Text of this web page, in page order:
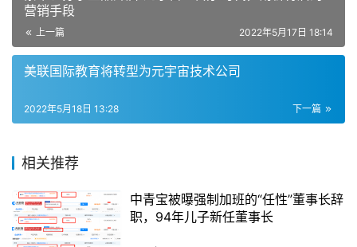
营销手段
上一篇 2022年5月17日 18:14
美联国际教育将转型为元宇宙技术公司
下一篇
2022年5月18日 13:28
相关推荐
中青宝被曝强制加班的“任性”董事长辞
职，94年儿子新任董事长